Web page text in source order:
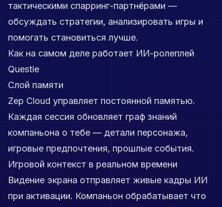
тактическими спарринг-партнёрами —
обсуждать стратегии, анализировать игры и
помогать становиться лучше.
Как на самом деле работает ИИ-ролеплей
Questie
Слой памяти
Zep Cloud управляет постоянной памятью.
Каждая сессия обновляет граф знаний
компаньона о тебе — детали персонажа,
игровые предпочтения, прошлые события.
Игровой контекст в реальном времени
Видение экрана отправляет живые кадры ИИ
при активации. Компаньон обрабатывает что